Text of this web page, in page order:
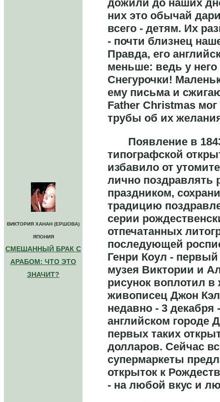
ВИКТОРИЯ ХАНАН (ЕРШОВА)
ЯПОНИЯ
СМЕШАННЫЙ БРАК С
АРАБОМ: ЧТО ЭТО
ЗНАЧИТ?
дожили до наших
них это обычай
всего - детям. Их
- почти близнец
Правда, его
меньше: ведь у
Снегурочки!
ему письма и
Father Christmas
трубы об их
Появление в
типографской
избавило от
лично поздравлять
праздником,
традицию
серии
отпечатанных
последующей
Генри Коул -
музея Виктории и
рисунок воплотил
живописец Джон
недавно - 3 декабря
английском городе
первых таких
долларов. Сейчас
супермаркеты
открыток к
- на любой вкус и